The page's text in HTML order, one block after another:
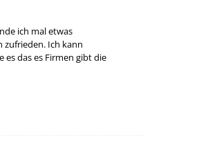
ich mal etwas
zufrieden. Ich kann
das es Firmen gibt die